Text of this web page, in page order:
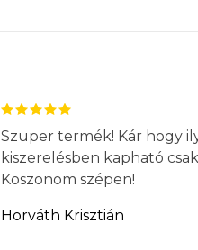
Szuper termék! Kár hogy
kiszerelésben kapható
Köszönöm szépen!
Horváth Krisztián